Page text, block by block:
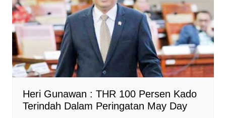
Heri Gunawan : THR 100 Persen Kado
Terindah Dalam Peringatan May Day